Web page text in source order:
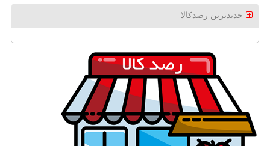
جدیدترین رصدکالا